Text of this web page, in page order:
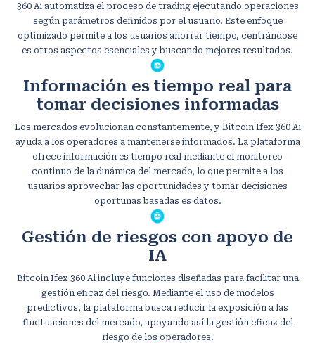
360 Ai automatiza el proceso de trading ejecutando operaciones
según parámetros definidos por el usuario. Este enfoque
optimizado permite a los usuarios ahorrar tiempo, centrándose
es otros aspectos esenciales y buscando mejores resultados.
Información es tiempo real para
tomar decisiones informadas
Los mercados evolucionan constantemente, y Bitcoin Ifex 360 Ai
ayuda a los operadores a mantenerse informados. La plataforma
ofrece información es tiempo real mediante el monitoreo
continuo de la dinámica del mercado, lo que permite a los
usuarios aprovechar las oportunidades y tomar decisiones
oportunas basadas es datos.
Gestión de riesgos con apoyo de
IA
Bitcoin Ifex 360 Ai incluye funciones diseñadas para facilitar una
gestión eficaz del riesgo. Mediante el uso de modelos
predictivos, la plataforma busca reducir la exposición a las
fluctuaciones del mercado, apoyando así la gestión eficaz del
riesgo de los operadores.